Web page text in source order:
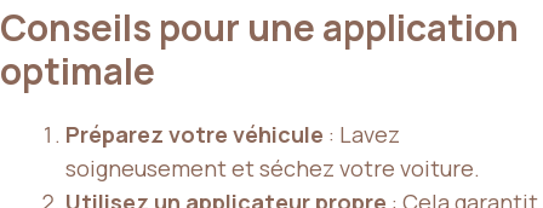
Conseils pour une application
optimale
Préparez votre véhicule : Lavez
soigneusement et séchez votre voiture.
Utilisez un applicateur propre : Cela garantit